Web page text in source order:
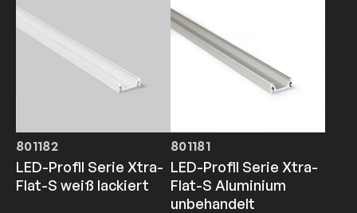
801182
LED-Profil Serie Xtra-
Flat-S weiß lackiert
801181
LED-Profil Serie Xtra-
Flat-S Aluminium
unbehandelt